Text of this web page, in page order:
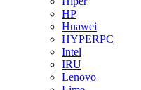
HP
Huawei
HYPERPC
Intel
IRU
Lenovo